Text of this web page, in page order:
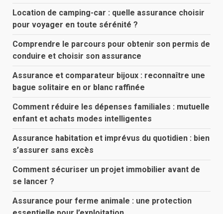
Location de camping-car : quelle assurance choisir
pour voyager en toute sérénité ?
Comprendre le parcours pour obtenir son permis de
conduire et choisir son assurance
Assurance et comparateur bijoux : reconnaître une
bague solitaire en or blanc raffinée
Comment réduire les dépenses familiales : mutuelle
enfant et achats modes intelligentes
Assurance habitation et imprévus du quotidien : bien
s’assurer sans excès
Comment sécuriser un projet immobilier avant de
se lancer ?
Assurance pour ferme animale : une protection